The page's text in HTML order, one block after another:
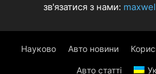
зв'язатися з нами:
Науково Авто новини
Авто статті